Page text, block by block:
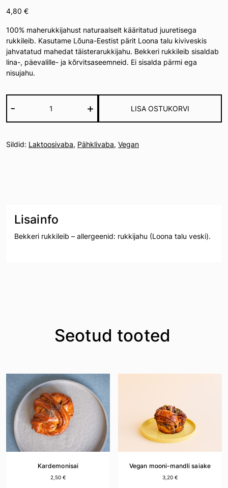
4,80 €
100% maherukkijahust naturaalselt kääritatud juuretisega
rukkileib. Kasutame Lõuna-Eestist pärit Loona talu kiviveskis
jahvatatud mahedat täisterarukkijahu. Bekkeri rukkileib sisaldab
lina-, päevalille- ja kõrvitsaseemneid. Ei sisalda pärmi ega
nisujahu.
-
kogus
+ LISA OSTUKORVI
Sildid: Laktoosivaba, Pähklivaba, Vegan
Lisainfo
Bekkeri rukkileib – allergeenid: rukkijahu (Loona talu veski).
Seotud tooted
Kardemonisai
2,50 €
Vegan mooni-mandli saiake
3,20 €